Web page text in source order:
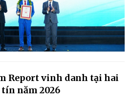
Report vinh danh tại hai
năm 2026